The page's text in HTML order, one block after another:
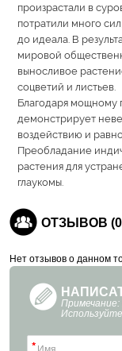
произрастали в
потратили много
до идеала. В
мировой
выносливое
соцветий и листьев.
Благодаря мощному
демонстрирует
воздействию и
Преобладание
растения для
глаукомы.
ОТЗЫВОВ
Нет отзывов о данном